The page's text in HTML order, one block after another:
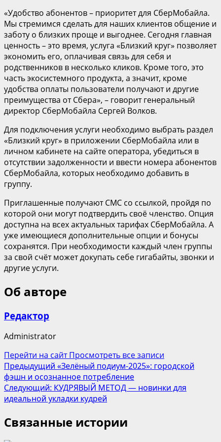
«Удобство абонентов – приоритет для СберМобайла.
Мы стремимся сделать для наших клиентов общение и
заботу о близких проще и выгоднее. Сегодня главная
ценность – это время, услуга «Близкий круг» позволяет
экономить его, оплачивая связь для себя и
родственников в несколько кликов. Кроме того, это
часть экосистемного продукта, а значит, кроме
удобства оплаты пользователи получают и другие
преимущества от Сбера», – говорит генеральный
директор СберМобайла Сергей Волков.
Для подключения услуги необходимо выбрать раздел
«Близкий круг» в приложении СберМобайла или в
личном кабинете на сайте оператора, убедиться в
отсутствии задолженности и ввести номера абонентов
СберМобайла, которых необходимо добавить в
группу.
Приглашенные получают СМС со ссылкой, пройдя по
которой они могут подтвердить своё членство. Опция
доступна на всех актуальных тарифах СберМобайла. А
уже имеющиеся дополнительные опции и бонусы
сохранятся. При необходимости каждый член группы
за свой счёт может докупать себе гигабайты, звонки и
другие услуги.
Об авторе
Редактор
Administrator
Перейти на сайтПросмотреть все записи
Навигация
записи
Предыдущий «Зелёный подиум-2025»: городской
фэшн и осознанное потребление
Следующий: КУДРЯВЫЙ МЕТОД — новинки для
идеальной укладки кудрей
Связанные истории